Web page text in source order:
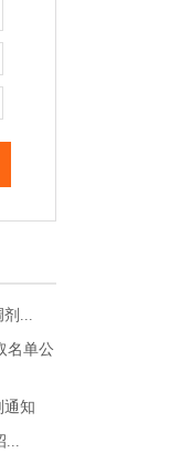
剂...
名单公
通知
...